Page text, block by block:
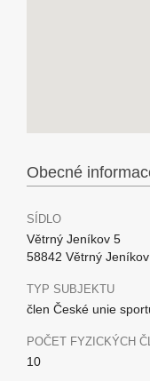
Obecné
SÍDLO
Větrný Jeníkov 5
58842 Větrný Jeníkov
TYP SUBJEKTU
člen České unie
POČET FYZICKÝCH
10